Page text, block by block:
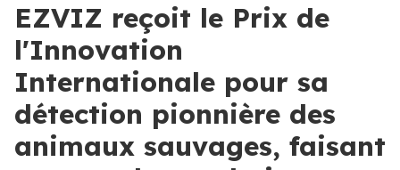
EZVIZ reçoit le Prix de
l'Innovation
Internationale pour sa
détection pionnière des
animaux sauvages, faisant